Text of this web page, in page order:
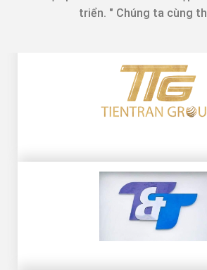
triển. " Chúng ta cùng